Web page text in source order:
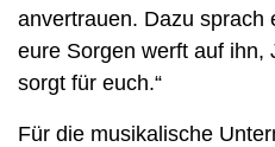
anvertrauen. Dazu sprach
eure Sorgen werft auf ihn,
sorgt für euch.“
Für die musikalische